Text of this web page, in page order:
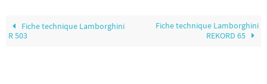
Fiche technique Lamborghini
R 503
Fiche technique Lamborghini
REKORD 65